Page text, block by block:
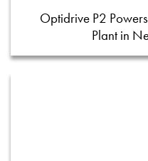
Optidrive P2
Plant in